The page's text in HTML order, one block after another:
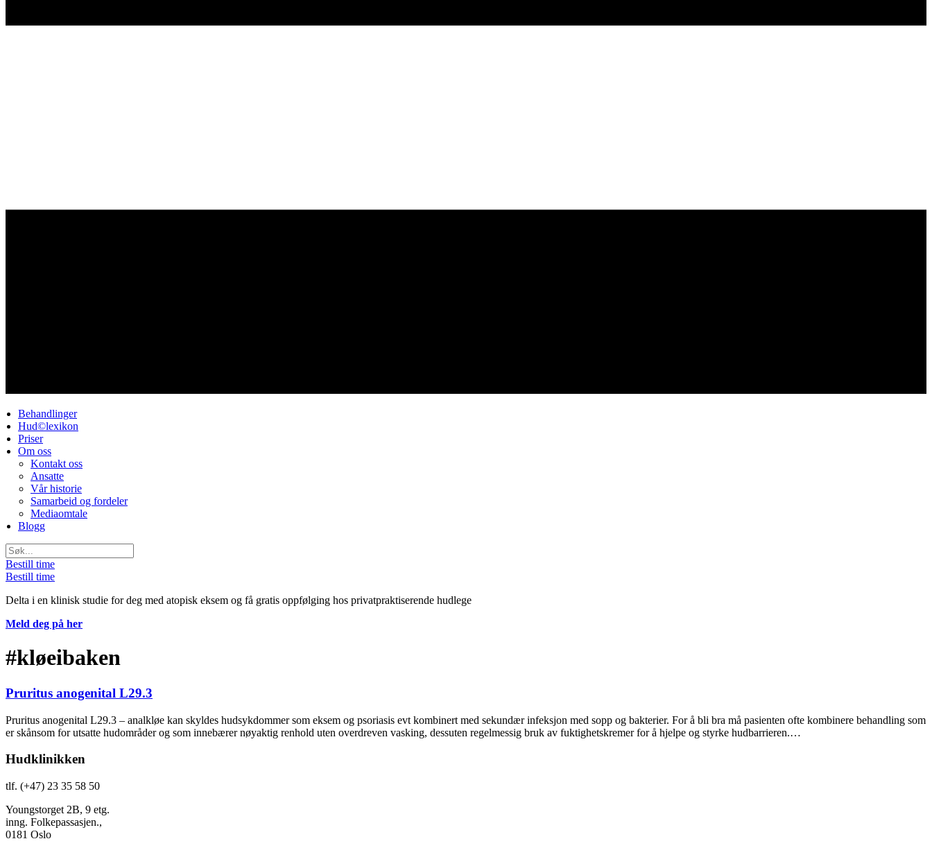
Behandlinger
Hud©lexikon
Priser
Om oss
Kontakt oss
Ansatte
Vår historie
Samarbeid og fordeler
Mediaomtale
Blogg
Bestill time
Bestill time
Delta i en klinisk studie for deg med atopisk eksem og få gratis oppfølging hos privatpraktiserende hudlege
Meld deg på her
#kløeibaken
Pruritus anogenital L29.3
Pruritus anogenital L29.3 – analkløe kan skyldes hudsykdommer som eksem og psoriasis evt kombinert med sekundær infeksjon med sopp og bakterier. For å bli bra må pasienten ofte kombinere behandling som
er skånsom for utsatte hudområder og som innebærer nøyaktig renhold uten overdreven vasking, dessuten regelmessig bruk av fuktighetskremer for å hjelpe og styrke hudbarrieren.…
Hudklinikken
tlf. (+47) 23 35 58 50
Youngstorget 2B, 9 etg.
inng. Folkepassasjen.,
0181 Oslo